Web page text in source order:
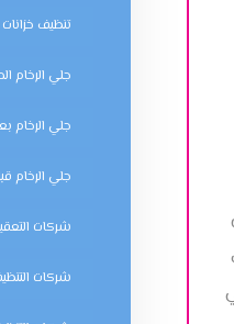
تنظيف خزانات
جلي الرخام
جلي الرخام
جلي الرخام
شركات
شركات